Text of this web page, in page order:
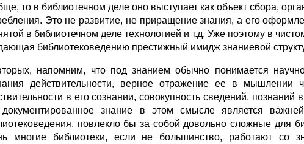
то в библиотечном деле оно выступает как объект сбора,
Это не развитие, не приращение знания, а его
в библиотечном деле технологией и т.д. Уже поэтому в
библиотековедению престижный имидж знаниевой
напомним, что под знанием обычно понимается
действительности, верное отражение ее в мышлении
в его сознании, совокупность сведений,
документированное знание в этом смысле является
повлекло бы за собой довольно сложные для
многие библиотеки, если не большинство, работают со